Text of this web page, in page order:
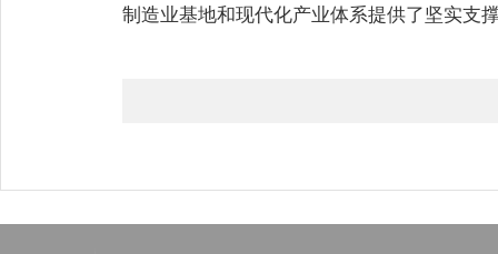
制造业基地和现代化产业体系提供了坚实支